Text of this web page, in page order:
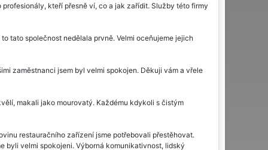
kteří přesně ví, co a jak zařídit. Služby této firmy
tato společnost nedělala prvně. Velmi oceňujeme jejich
zaměstnanci jsem byl velmi spokojen. Děkuji vám a vřele
makali jako mourovatý. Každému kdykoli s čistým
restauračního zařízení jsme potřebovali přestěhovat.
byli velmi spokojeni. Výborná komunikativnost, lidský